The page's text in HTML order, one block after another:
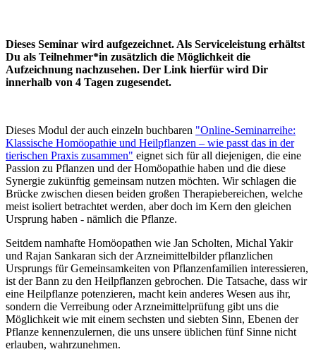
Dieses Seminar wird aufgezeichnet. Als Serviceleistung erhältst
Du als Teilnehmer*in zusätzlich die Möglichkeit die
Aufzeichnung nachzusehen. Der Link hierfür wird Dir
innerhalb von 4 Tagen zugesendet.
Dieses Modul der auch einzeln buchbaren "Online-Seminarreihe:
Klassische Homöopathie und Heilpflanzen – wie passt das in der
tierischen Praxis zusammen" eignet sich für all diejenigen, die eine
Passion zu Pflanzen und der Homöopathie haben und die diese
Synergie zukünftig gemeinsam nutzen möchten. Wir schlagen die
Brücke zwischen diesen beiden großen Therapiebereichen, welche
meist isoliert betrachtet werden, aber doch im Kern den gleichen
Ursprung haben - nämlich die Pflanze.
Seitdem namhafte Homöopathen wie Jan Scholten, Michal Yakir
und Rajan Sankaran sich der Arzneimittelbilder pflanzlichen
Ursprungs für Gemeinsamkeiten von Pflanzenfamilien interessieren,
ist der Bann zu den Heilpflanzen gebrochen. Die Tatsache, dass wir
eine Heilpflanze potenzieren, macht kein anderes Wesen aus ihr,
sondern die Verreibung oder Arzneimittelprüfung gibt uns die
Möglichkeit wie mit einem sechsten und siebten Sinn, Ebenen der
Pflanze kennenzulernen, die uns unsere üblichen fünf Sinne nicht
erlauben, wahrzunehmen.